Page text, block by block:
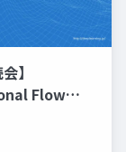
】
Flow